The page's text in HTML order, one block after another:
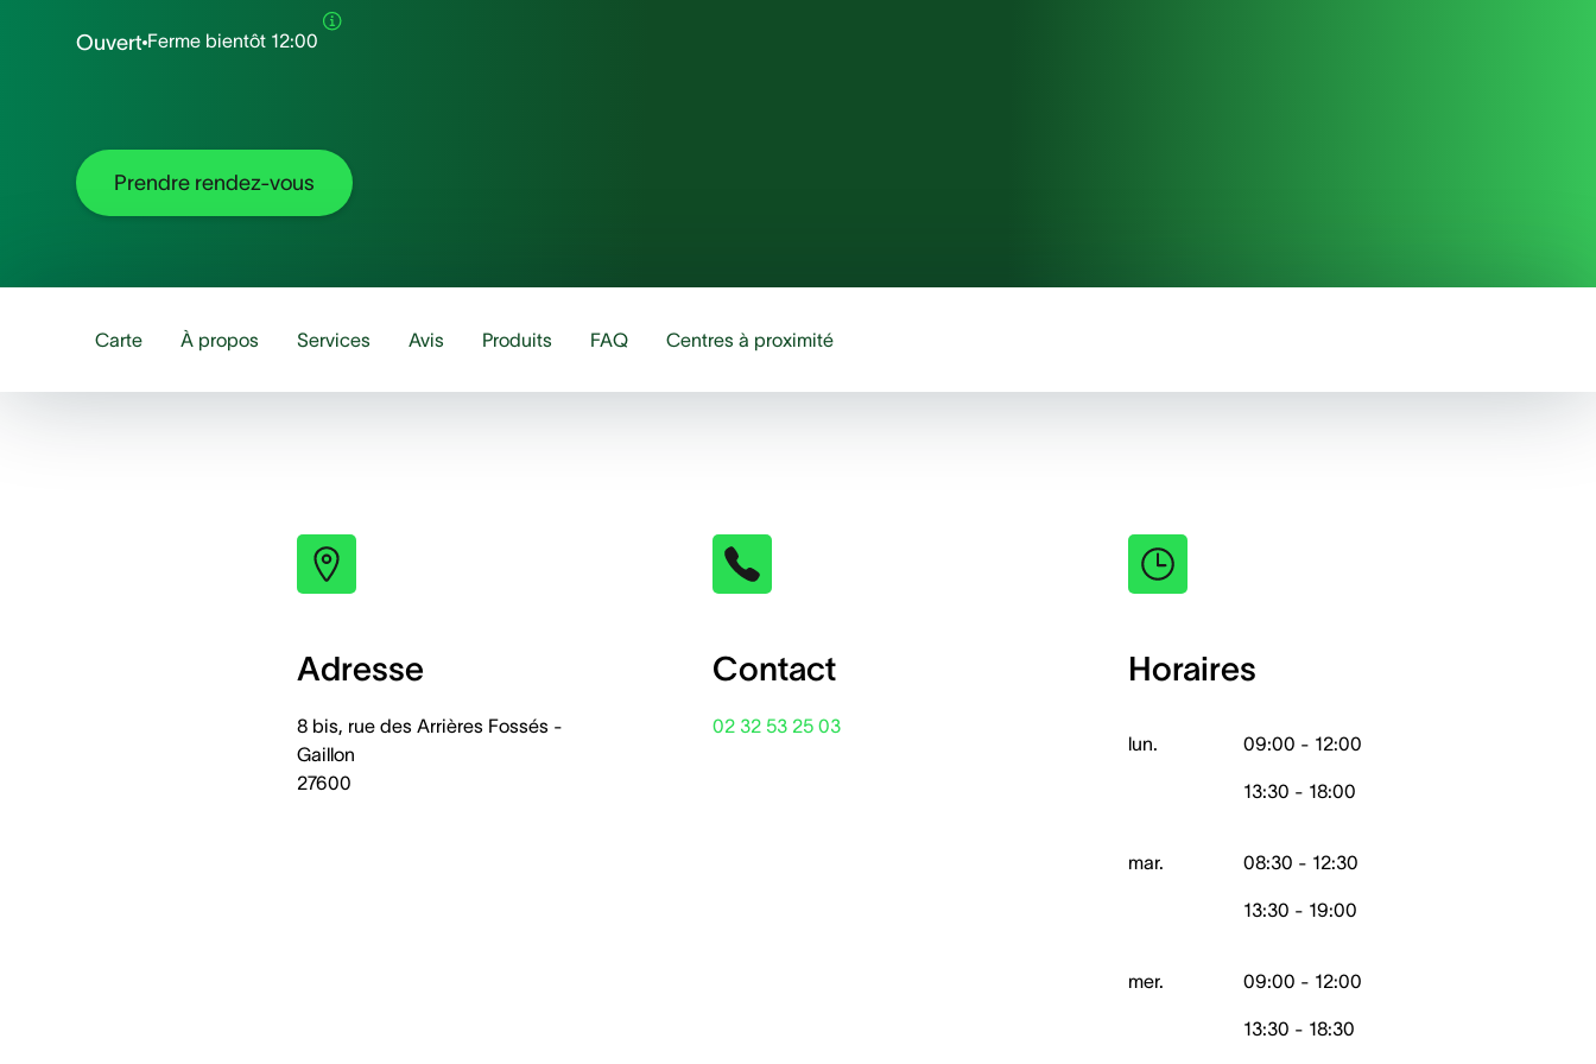
Ouvert Ferme bientôt 12:00
Prendre rendez-vous
Carte À propos Services Avis Produits FAQ Centres à proximité
Adresse
8 bis, rue des Arrières Fossés -
Gaillon
27600
Contact
02 32 53 25 03
Horaires
lun. 09:00 - 12:00
13:30 - 18:00
mar. 08:30 - 12:30
13:30 - 19:00
mer. 09:00 - 12:00
13:30 - 18:30